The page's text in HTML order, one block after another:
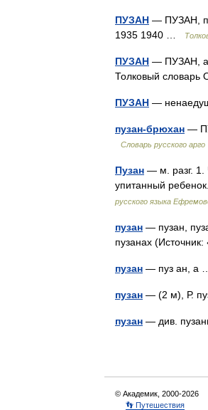
ПУЗАН — ПУЗАН,
1935 1940 …
ПУЗАН — ПУЗАН, а,
Толковый
ПУЗАН —
пузан-брюхан —
Словарь русского арго
Пузан — м. разг. 1.
упитанный
русского языка
пузан — пузан,
пузанах
пузан — пуз ан, а
пузан — (2 м), Р.
пузан — див.
© Академик, 2000-2026
👣 Путешествия